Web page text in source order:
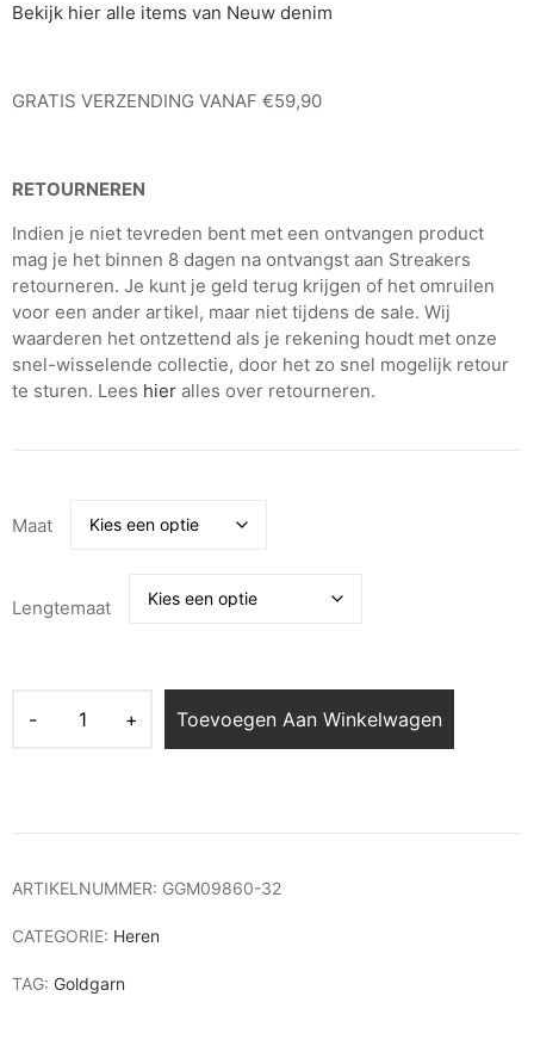
Bekijk hier alle items van Neuw denim
GRATIS VERZENDING VANAF €59,90
RETOURNEREN
Indien je niet tevreden bent met een ontvangen product
mag je het binnen 8 dagen na ontvangst aan Streakers
retourneren. Je kunt je geld terug krijgen of het omruilen
voor een ander artikel, maar niet tijdens de sale. Wij
waarderen het ontzettend als je rekening houdt met onze
snel-wisselende collectie, door het zo snel mogelijk retour
te sturen. Lees hier alles over retourneren.
Maat
Lengtemaat
Toevoegen Aan Winkelwagen
ARTIKELNUMMER: GGM09860-32
CATEGORIE: Heren
TAG: Goldgarn